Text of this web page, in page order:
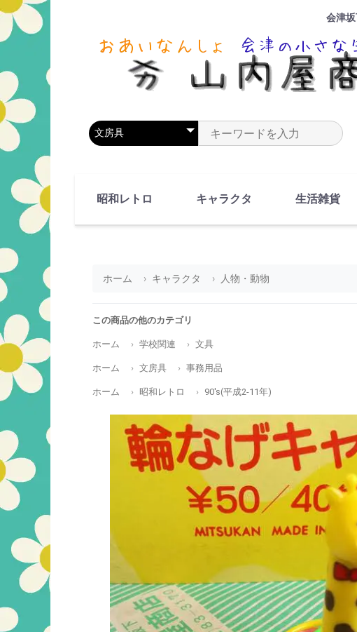
会津
商品カテゴリを選択 商品名やキーワードを入力
昭和レトロ キャラクタ 生活雑貨
ホーム キャラクタ 人物・動物
この商品の他のカテゴリ
ホーム 学校関連 文具
ホーム 文房具 事務用品
ホーム 昭和レトロ 90's(平成2-11年)